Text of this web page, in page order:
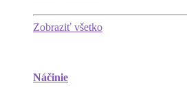
Zobraziť všetko
Náčinie